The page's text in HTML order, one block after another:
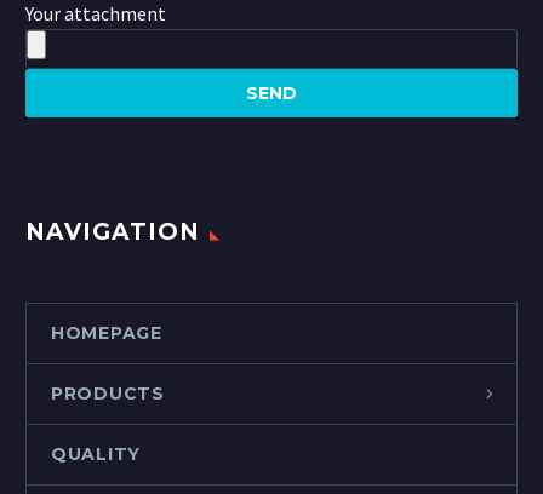
Your attachment
NAVIGATION
HOMEPAGE
PRODUCTS
QUALITY